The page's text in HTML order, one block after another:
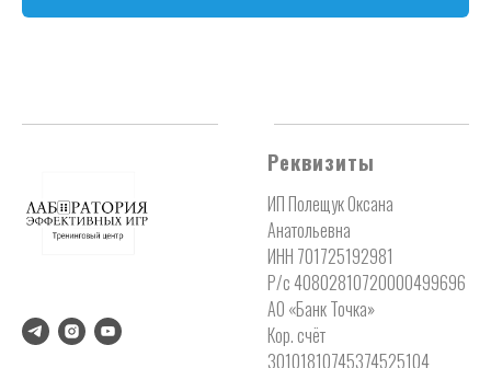
Реквизиты
ИП Полещук Оксана
Анатольевна
ИНН 701725192981
Р/с 40802810720000499696
АО «Банк Точка»
Кор. счёт
30101810745374525104